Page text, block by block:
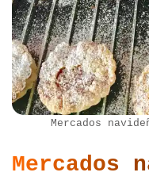
Mercados
Mercados